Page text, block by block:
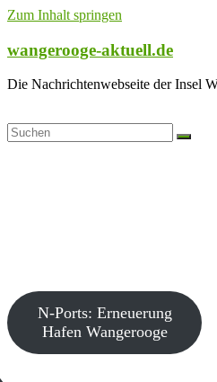
Zum Inhalt springen
wangerooge-aktuell.de
Die Nachrichtenwebseite der Insel
N-Ports: Erneuerung
Hafen Wangerooge